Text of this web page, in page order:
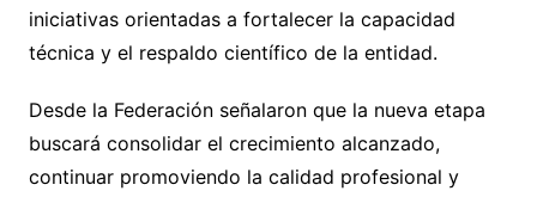
iniciativas orientadas a fortalecer la capacidad
técnica y el respaldo científico de la entidad.
Desde la Federación señalaron que la nueva etapa
buscará consolidar el crecimiento alcanzado,
continuar promoviendo la calidad profesional y